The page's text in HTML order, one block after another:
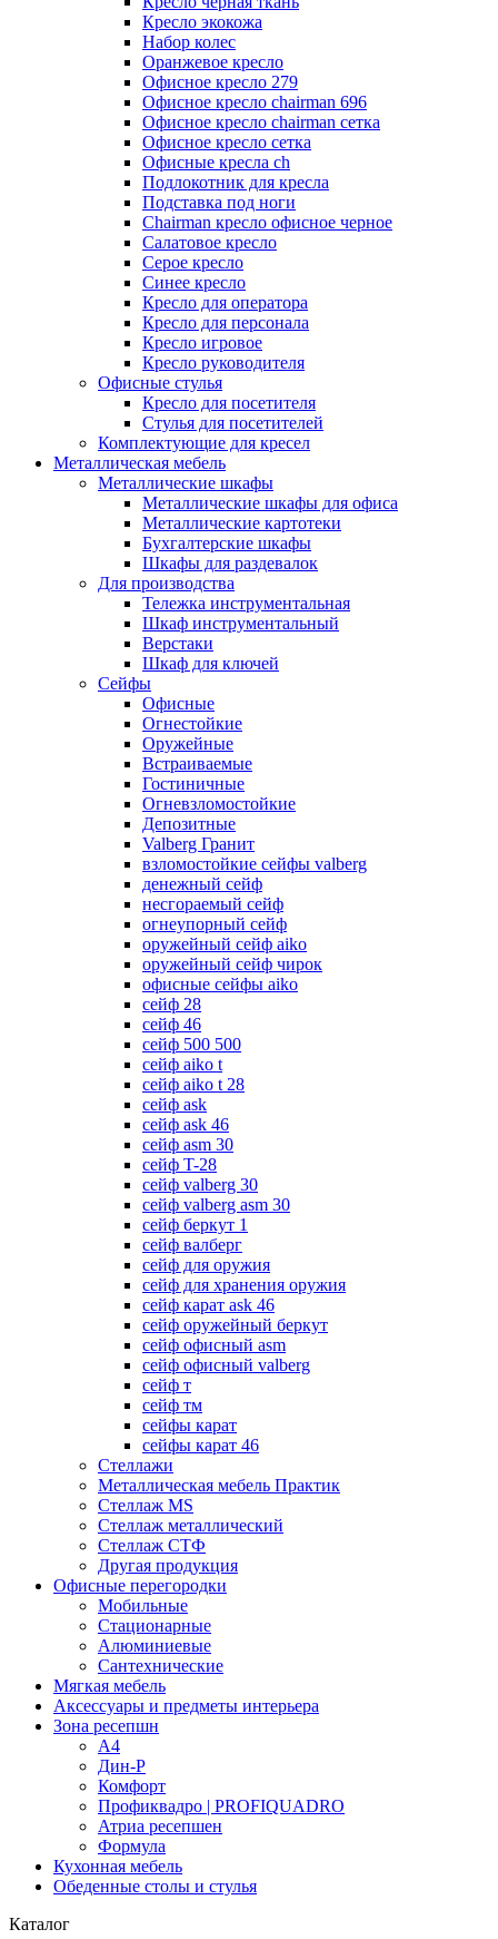
Кресло экокожа
Набор колес
Оранжевое кресло
Офисное кресло 279
Офисное кресло chairman 696
Офисное кресло chairman сетка
Офисное кресло сетка
Офисные кресла ch
Подлокотник для кресла
Подставка под ноги
Сhairman кресло офисное черное
Салатовое кресло
Серое кресло
Синее кресло
Кресло для оператора
Кресло для персонала
Кресло игровое
Кресло руководителя
Офисные стулья
Кресло для посетителя
Стулья для посетителей
Комплектующие для кресел
Металлическая мебель
Металлические шкафы
Металлические шкафы для офиса
Металлические картотеки
Бухгалтерские шкафы
Шкафы для раздевалок
Для производства
Тележка инструментальная
Шкаф инструментальный
Верстаки
Шкаф для ключей
Сейфы
Офисные
Огнестойкие
Оружейные
Встраиваемые
Гостиничные
Огневзломостойкие
Депозитные
Valberg Гранит
взломостойкие сейфы valberg
денежный сейф
несгораемый сейф
огнеупорный сейф
оружейный сейф aiko
оружейный сейф чирок
офисные сейфы aiko
сейф 28
сейф 46
сейф 500 500
сейф aiko t
сейф aiko t 28
сейф ask
сейф ask 46
сейф asm 30
сейф T-28
сейф valberg 30
сейф valberg asm 30
сейф беркут 1
сейф валберг
сейф для оружия
сейф для хранения оружия
сейф карат ask 46
сейф оружейный беркут
сейф офисный asm
сейф офисный valberg
сейф т
сейф тм
сейфы карат
сейфы карат 46
Стеллажи
Металлическая мебель Практик
Стеллаж MS
Стеллаж металлический
Стеллаж СТФ
Другая продукция
Офисные перегородки
Мобильные
Стационарные
Алюминиевые
Сантехнические
Мягкая мебель
Аксессуары и предметы интерьера
Зона ресепшн
А4
Дин-Р
Комфорт
Профиквадро | PROFIQUADRO
Атриа ресепшен
Формула
Кухонная мебель
Обеденные столы и стулья
Каталог